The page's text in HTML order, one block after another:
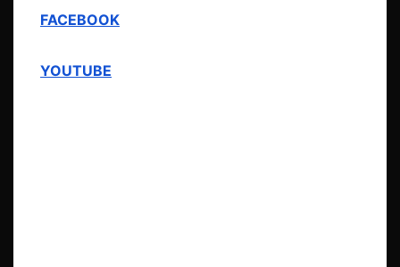
FACEBOOK
YOUTUBE